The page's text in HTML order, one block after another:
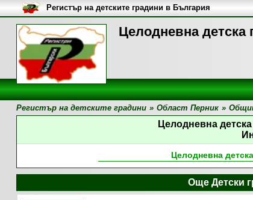
Целодневна
Регистър на детските градини в България
Регистър на детските градини » Област Перник »
Целодневна
Целодневна
Още Детски